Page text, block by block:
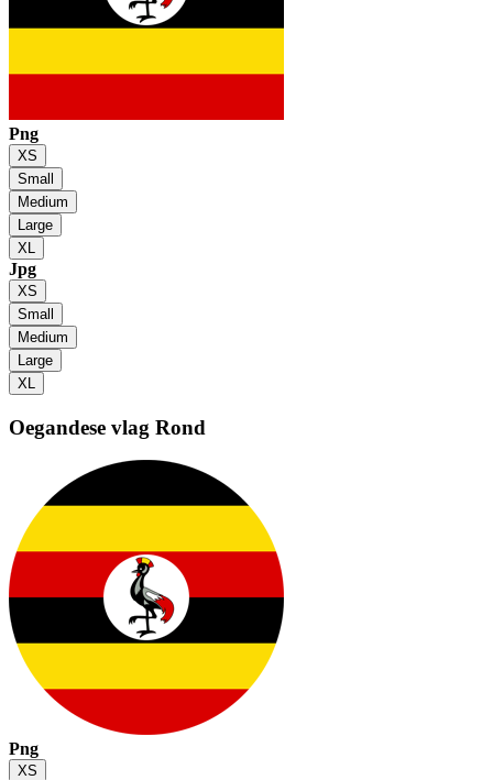
Png
XS
Small
Medium
Large
XL
Jpg
XS
Small
Medium
Large
XL
Oegandese vlag Rond
Png
XS